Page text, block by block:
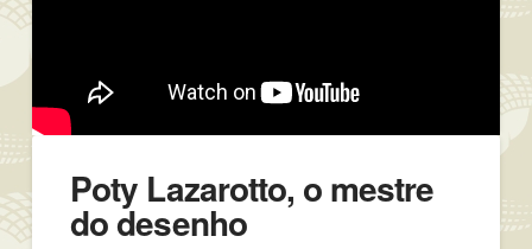
Poty Lazarotto, o mestre
do desenho